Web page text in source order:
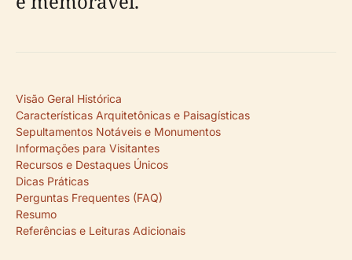
Visão Geral Histórica
Características Arquitetônicas e Paisagísticas
Sepultamentos Notáveis e Monumentos
Informações para Visitantes
Recursos e Destaques Únicos
Dicas Práticas
Perguntas Frequentes (FAQ)
Resumo
Referências e Leituras Adicionais